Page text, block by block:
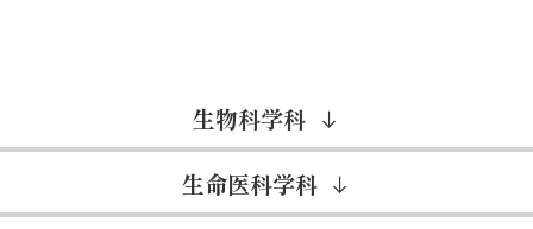
生物科学科
生命医科学科